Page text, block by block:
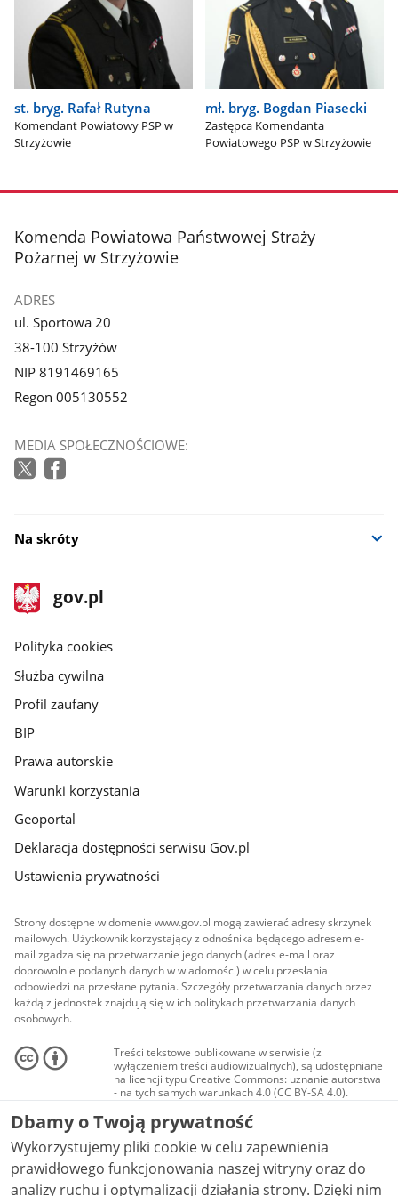
st. bryg. Rafał Rutyna
Komendant Powiatowy PSP w
Strzyżowie
mł. bryg. Bogdan Piasecki
Zastępca Komendanta
Powiatowego PSP w Strzyżowie
stopka
Komenda Powiatowa Państwowej Straży
Pożarnej w Strzyżowie
ADRES
ul. Sportowa 20
38-100 Strzyżów
NIP 8191469165
Regon 005130552
MEDIA SPOŁECZNOŚCIOWE:
Na skróty
stopka
gov.pl
Strona
gov.pl
gov.pl
Polityka cookies
Służba cywilna
Profil zaufany
BIP
Prawa autorskie
Warunki korzystania
Geoportal
Deklaracja dostępności serwisu Gov.pl
Ustawienia prywatności
Strony dostępne w domenie www.gov.pl mogą zawierać adresy skrzynek
mailowych. Użytkownik korzystający z odnośnika będącego adresem e-
mail zgadza się na przetwarzanie jego danych (adres e-mail oraz
dobrowolnie podanych danych w wiadomości) w celu przesłania
odpowiedzi na przesłane pytania. Szczegóły przetwarzania danych przez
każdą z jednostek znajdują się w ich politykach przetwarzania danych
osobowych.
Treści tekstowe publikowane w serwisie (z
wyłączeniem treści audiowizualnych), są udostępniane
na licencji typu Creative Commons: uznanie autorstwa
- na tych samych warunkach 4.0 (CC BY-SA 4.0).
Materiały audiowizualne, w tym zdjęcia, materiały
audio i wideo, są udostępniane na licencji typu
Creative Commons: uznanie autorstwa użycie
niekomercyjne - bez utworów zależnych 4.0 (CC BY-
NC-ND 4.0), o ile nie jest to stwierdzone inaczej.
Dbamy o Twoją prywatność
Wykorzystujemy pliki cookie w celu zapewnienia
prawidłowego funkcjonowania naszej witryny oraz do
analizy ruchu i optymalizacji działania strony. Dzięki nim